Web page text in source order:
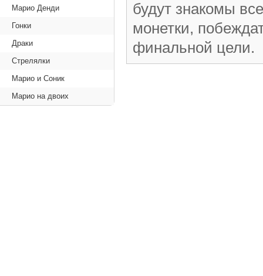
будут знакомы
монетки,
финальной цели.
Марио Денди
Гонки
Драки
Стрелялки
Марио и Соник
Марио на двоих